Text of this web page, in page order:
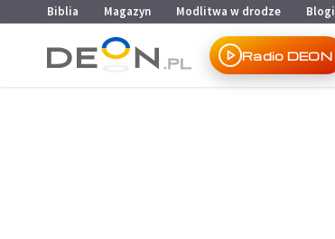
Przejdź do menu głównego
Przejdź do treści
Biblia Magazyn Modlitwa w drodze Blogi
Radio DEON